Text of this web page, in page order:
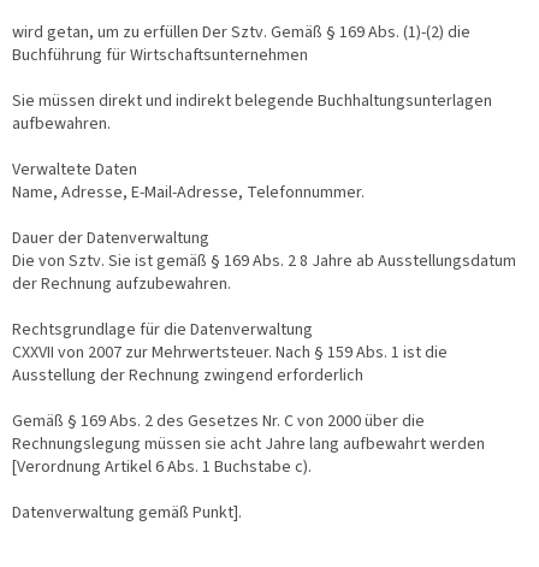
wird getan, um zu erfüllen Der Sztv. Gemäß § 169 Abs. (1)-(2) die
Buchführung für Wirtschaftsunternehmen
Sie müssen direkt und indirekt belegende Buchhaltungsunterlagen
aufbewahren.
Verwaltete Daten
Name, Adresse, E-Mail-Adresse, Telefonnummer.
Dauer der Datenverwaltung
Die von Sztv. Sie ist gemäß § 169 Abs. 2 8 Jahre ab Ausstellungsdatum
der Rechnung aufzubewahren.
Rechtsgrundlage für die Datenverwaltung
CXXVII von 2007 zur Mehrwertsteuer. Nach § 159 Abs. 1 ist die
Ausstellung der Rechnung zwingend erforderlich
Gemäß § 169 Abs. 2 des Gesetzes Nr. C von 2000 über die
Rechnungslegung müssen sie acht Jahre lang aufbewahrt werden
[Verordnung Artikel 6 Abs. 1 Buchstabe c).
Datenverwaltung gemäß Punkt].